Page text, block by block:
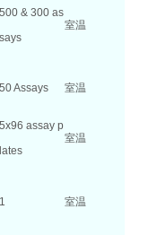
500 & 300 as
says
室温
50 Assays 室温
5x96 assay p
lates
室温
1 室温